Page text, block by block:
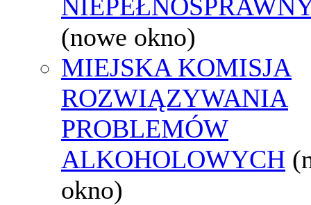
(nowe okno)
MIEJSKA KOMISJA
ROZWIĄZYWANIA
PROBLEMÓW
ALKOHOLOWYCH
okno)